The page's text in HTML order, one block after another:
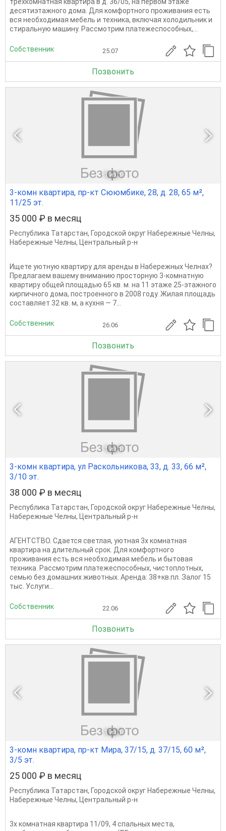
десятиэтажного дома. Для комфортного проживания есть
вся необходимая мебель и техника, включая холодильник и
стиральную машину. Рассмотрим платежеспособных,...
Собственник 25.07
Позвонить
1 из 1
3-комн квартира, пр-кт Сююмбике, 28, д. 28, 65 м²,
11/25 эт.
35 000 ₽ в месяц
Республика Татарстан, Городской округ Набережные Челны,
Набережные Челны, Центральный р-н
Ищете уютную квартиру для аренды в Набережных Челнах?
Предлагаем вашему вниманию просторную 3-комнатную
квартиру общей площадью 65 кв. м. на 11 этаже 25-этажного
кирпичного дома, построенного в 2008 году. Жилая площадь
составляет 32 кв. м, а кухня — 7...
Собственник 26.06
Позвонить
1 из 1
3-комн квартира, ул Раскольникова, 33, д. 33, 66 м²,
3/10 эт.
38 000 ₽ в месяц
Республика Татарстан, Городской округ Набережные Челны,
Набережные Челны, Центральный р-н
АГЕНТСТВО. Сдается светлая, уютная 3х комнатная
квартира на длительный срок. Для комфортного
проживания есть вся необходимая мебель и бытовая
техника. Рассмотрим платежеспособных, чистоплотных,
семью без домашних животных. Аренда: 38+кв.пл. Залог 15
тыс. Услуги...
Собственник 22.06
Позвонить
1 из 1
3-комн квартира, пр-кт Мира, 37/15, д. 37/15, 60 м²,
3/5 эт.
25 000 ₽ в месяц
Республика Татарстан, Городской округ Набережные Челны,
Набережные Челны, Центральный р-н
3х комнатная квартира 11/09, 4 спальных места,